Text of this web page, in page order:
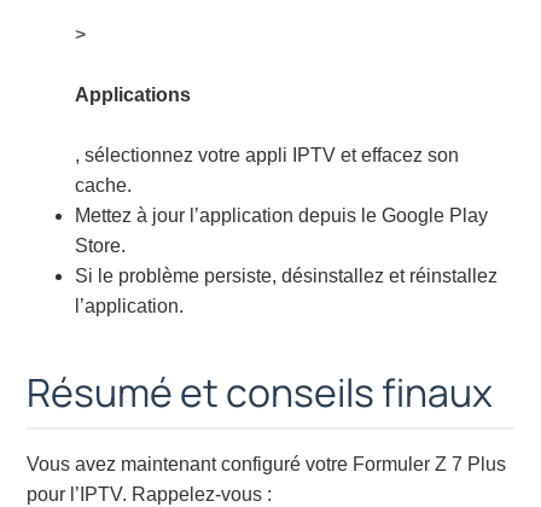
>
Applications
, sélectionnez votre appli IPTV et effacez son
cache.
Mettez à jour l’application depuis le Google Play
Store.
Si le problème persiste, désinstallez et réinstallez
l’application.
Résumé et conseils finaux
Vous avez maintenant configuré votre Formuler Z 7 Plus
pour l’IPTV. Rappelez-vous :